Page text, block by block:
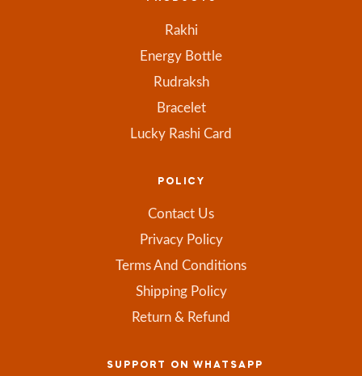
Rakhi
Energy Bottle
Rudraksh
Bracelet
Lucky Rashi Card
POLICY
Contact Us
Privacy Policy
Terms And Conditions
Shipping Policy
Return & Refund
SUPPORT ON WHATSAPP